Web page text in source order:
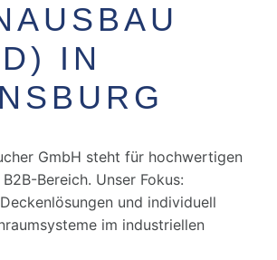
IN
GmbH steht für hochwertigen
Bereich. Unser Fokus:
und individuell
im industriellen